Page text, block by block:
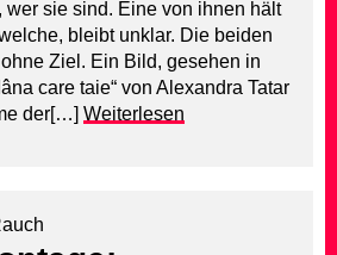
wer sie sind. Eine von ihnen hält
bleibt unklar. Die beiden
Ziel. Ein Bild, gesehen in
care taie“ von Alexandra Tatar
der[…] Weiterlesen